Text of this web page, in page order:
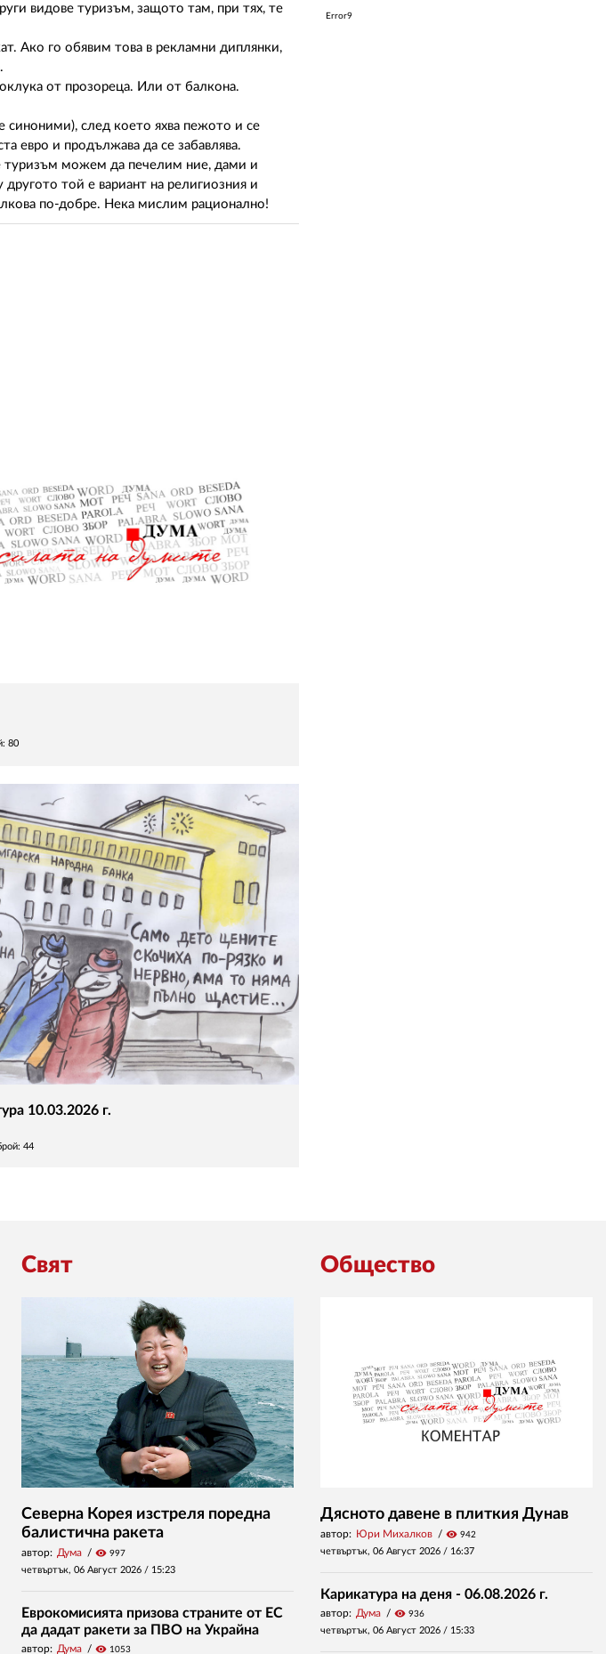
видове туризъм, защото там, при тях, те
Ако го обявим това в рекламни диплянки,
от прозореца. Или от балкона.
синоними), след което яхва пежото и се
евро и продължава да се забавлява.
туризъм можем да печелим ние, дами и
той е вариант на религиозния и
по-добре. Нека мислим рационално!
80
10.03.2026 г.
44
Error9
Свят
Северна Корея изстреля поредна
балистична ракета
автор: Дума visibility 997
четвъртък, 06 Август 2026 / 15:23
Еврокомисията призова страните от ЕС
да дадат ракети за ПВО на Украйна
автор: Дума visibility 1053
Общество
Дясното давене в плиткия Дунав
автор: Юри Михалков visibility 942
четвъртък, 06 Август 2026 / 16:37
Карикатура на деня - 06.08.2026 г.
автор: Дума visibility 936
четвъртък, 06 Август 2026 / 15:33